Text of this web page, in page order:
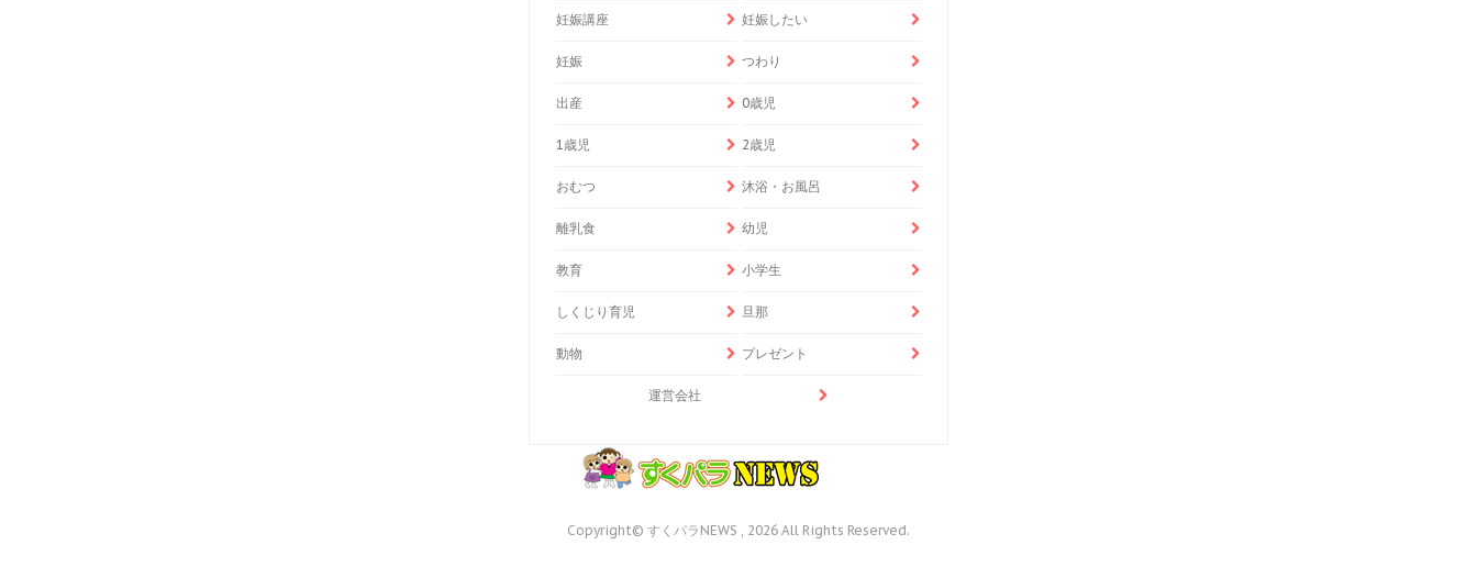
妊娠講座 妊娠したい
妊娠 つわり
出産 0歳児
1歳児 2歳児
おむつ 沐浴・お風呂
離乳食 幼児
教育 小学生
しくじり育児 旦那
動物 プレゼント
運営会社
Copyright© すくパラNEWS , 2026 All Rights Reserved.